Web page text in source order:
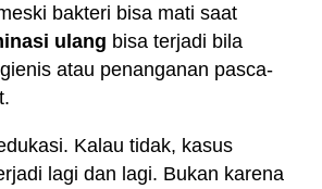
bakteri bisa mati saat
ulang bisa terjadi bila
atau penanganan pasca-
Kalau tidak, kasus
lagi dan lagi. Bukan karena